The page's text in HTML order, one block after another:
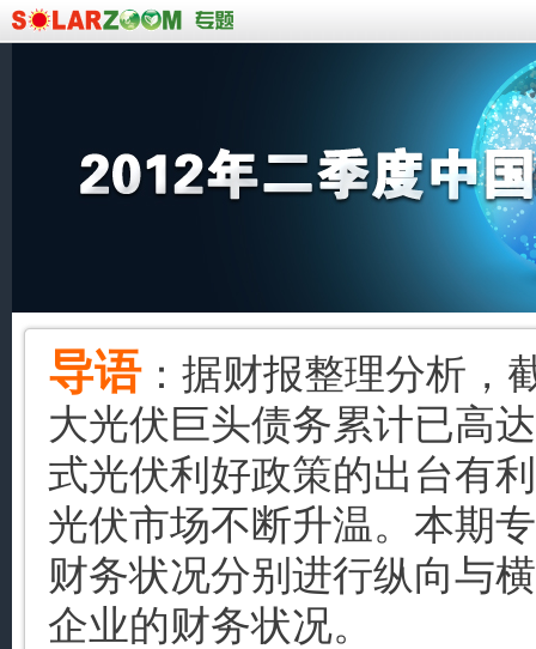
导语：据财报整理分析，
大光伏巨头债务累计已高
式光伏利好政策的出台有
光伏市场不断升温。本期
财务状况分别进行纵向与
企业的财务状况。